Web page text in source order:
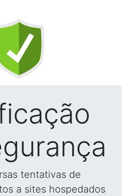
tentativas de
a sites hospedados